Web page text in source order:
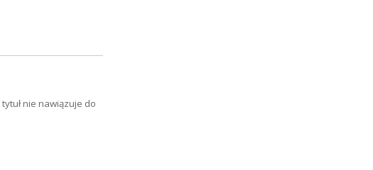
nie nawiązuje do